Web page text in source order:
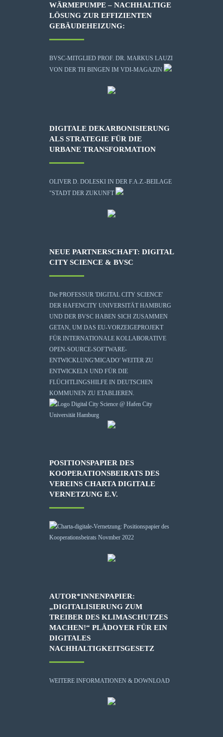
WÄRMEPUMPE – NACHHALTIGE
LÖSUNG ZUR EFFIZIENTEN
GEBÄUDEHEIZUNG:
BVSC-MITGLIED PROF. DR. MARKUS LAUZI
VON DER TH BINGEN IM VDI-MAGAZIN
DIGITALE DEKARBONISIERUNG
ALS STRATEGIE FÜR DIE
URBANE TRANSFORMATION
OLIVER D. DOLESKI IN DER F.A.Z.-BEILAGE
"STADT DER ZUKUNFT
NEUE PARTNERSCHAFT: DIGITAL
CITY SCIENCE & BVSC
Die PROFESSUR 'DIGITAL CITY SCIENCE'
DER HAFENCITY UNIVERSITÄT HAMBURG
UND DER BVSC HABEN SICH ZUSAMMEN
GETAN, UM DAS EU-VORZEIGEPROJEKT
FÜR INTERNATIONALE KOLLABORATIVE
OPEN-SOURCE-SOFTWARE-
ENTWICKLUNG'MICADO' WEITER ZU
ENTWICKELN UND FÜR DIE
FLÜCHTLINGSHILFE IN DEUTSCHEN
KOMMUNEN ZU ETABLIEREN.
POSITIONSPAPIER DES
KOOPERATIONSBEIRATS DES
VEREINS CHARTA DIGITALE
VERNETZUNG E.V.
AUTOR*INNENPAPIER:
„DIGITALISIERUNG ZUM
TREIBER DES KLIMASCHUTZES
MACHEN!“ PLÄDOYER FÜR EIN
DIGITALES
NACHHALTIGKEITSGESETZ
WEITERE INFORMATIONEN & DOWNLOAD